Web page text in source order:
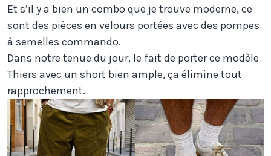
Et s’il y a bien un combo que je trouve moderne, ce
sont des pièces en velours portées avec des pompes
à semelles commando.
Dans notre tenue du jour, le fait de porter ce modèle
Thiers avec un short bien ample, ça élimine tout
rapprochement.